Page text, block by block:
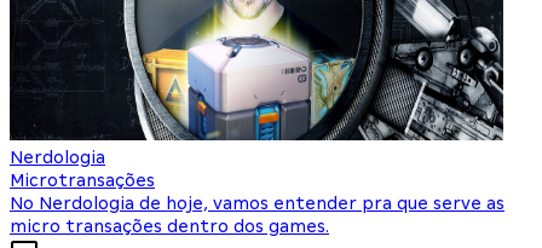
Nerdologia
Microtransações
No Nerdologia de hoje, vamos entender pra que serve as
micro transações dentro dos games.